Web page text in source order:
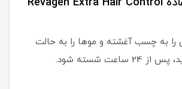
را به چسب آغشته و موها را به حالت
ساعت شسته شود.